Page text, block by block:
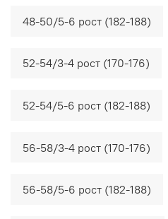
48-50/5-6 рост (182-188)
52-54/3-4 рост (170-176)
52-54/5-6 рост (182-188)
56-58/3-4 рост (170-176)
56-58/5-6 рост (182-188)